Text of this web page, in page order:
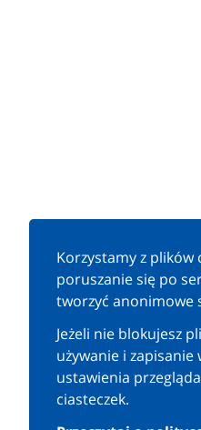
Korzystamy z plików
poruszanie się po
tworzyć anonimowe
Jeżeli nie blokujesz
używanie i zapisanie
ustawienia
ciasteczek.